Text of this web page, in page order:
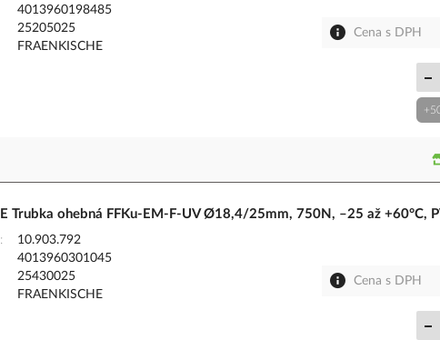
4013960198485
25205025
FRAENKISCHE
Cena s DPH
Trubka ohebná FFKu-EM-F-UV Ø18,4/25mm, 750N, –25 až +60°C,
10.903.792
4013960301045
25430025
FRAENKISCHE
Cena s DPH